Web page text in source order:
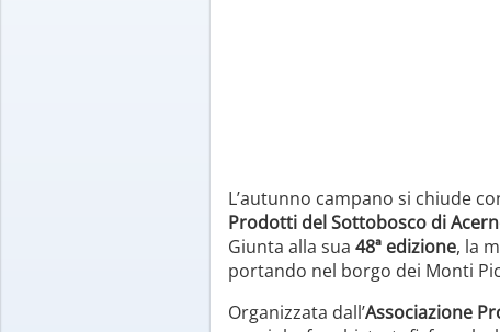
L’autunno campano si chiude
Prodotti del Sottobosco di
Giunta alla sua 48ª edizione, la
portando nel borgo dei Monti
Organizzata dall’Associazione